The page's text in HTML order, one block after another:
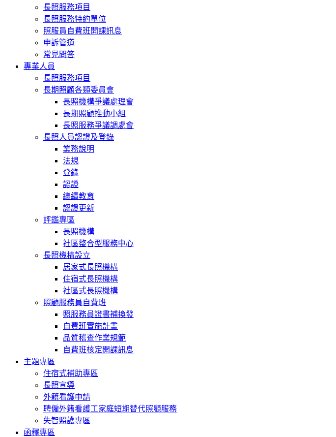
長照服務項目
長照服務特約單位
照服員自費班開課訊息
申訴管道
常見問答
專業人員
長照服務項目
長期照顧各類委員會
長照機構爭議處理會
長期照顧推動小組
長照服務爭議調處會
長照人員認證及登錄
業務說明
法規
登錄
認證
繼續教育
認證更新
評鑑專區
長照機構
社區整合型服務中心
長照機構設立
居家式長照機構
住宿式長照機構
社區式長照機構
照顧服務員自費班
照服務員證書補換發
自費班實施計畫
品質稽查作業規範
自費班核定開課訊息
主題專區
住宿式補助專區
長照宣導
外籍看護申請
聘僱外籍看護工家庭短期替代照顧服務
失智照護專區
函釋專區